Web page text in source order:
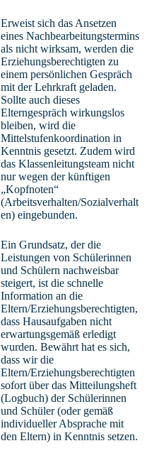
Erweist sich das Ansetzen
eines Nachbearbeitungstermins
als nicht wirksam, werden die
Erziehungsberechtigten zu
einem persönlichen Gespräch
mit der Lehrkraft geladen.
Sollte auch dieses
Elterngespräch wirkungslos
bleiben, wird die
Mittelstufenkoordination in
Kenntnis gesetzt. Zudem wird
das Klassenleitungsteam nicht
nur wegen der künftigen
„Kopfnoten“
(Arbeitsverhalten/Sozialverhalt
en) eingebunden.
Ein Grundsatz, der die
Leistungen von Schülerinnen
und Schülern nachweisbar
steigert, ist die schnelle
Information an die
Eltern/Erziehungsberechtigten,
dass Hausaufgaben nicht
erwartungsgemäß erledigt
wurden. Bewährt hat es sich,
dass wir die
Eltern/Erziehungsberechtigten
sofort über das Mitteilungsheft
(Logbuch) der Schülerinnen
und Schüler (oder gemäß
individueller Absprache mit
den Eltern) in Kenntnis setzen.